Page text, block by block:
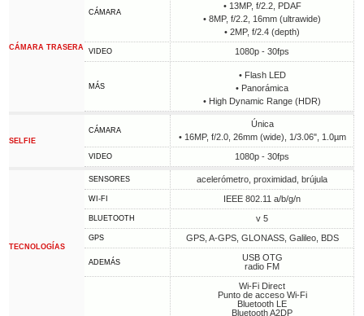
CÁMARA TRASERA
CÁMARA
• 13MP, f/2.2, PDAF
• 8MP, f/2.2, 16mm (ultrawide)
• 2MP, f/2.4 (depth)
VIDEO 1080p - 30fps
MÁS
• Flash LED
• Panorámica
• High Dynamic Range (HDR)
SELFIE
CÁMARA
Única
• 16MP, f/2.0, 26mm (wide), 1/3.06", 1.0µm
VIDEO 1080p - 30fps
TECNOLOGÍAS
SENSORES acelerómetro, proximidad, brújula
WI-FI IEEE 802.11 a/b/g/n
BLUETOOTH v 5
GPS GPS, A-GPS, GLONASS, Galileo, BDS
ADEMÁS
USB OTG
radio FM
Wi-Fi Direct
Punto de acceso Wi-Fi
Bluetooth LE
Bluetooth A2DP